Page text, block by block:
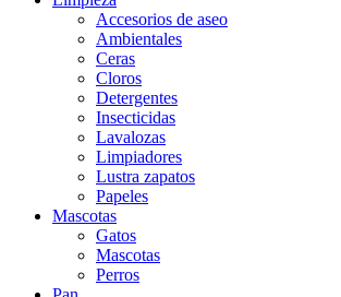
Accesorios de aseo
Ambientales
Ceras
Cloros
Detergentes
Insecticidas
Lavalozas
Limpiadores
Lustra zapatos
Papeles
Mascotas
Gatos
Mascotas
Perros